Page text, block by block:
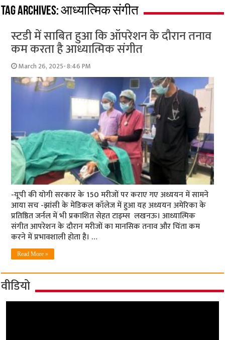
Tag Archives:आध्यात्मिक संगीत
स्टडी में साबित हुआ कि ऑपरेशन के दौरान तनाव
कम करता है आध्यात्मिक संगीत
March 26, 2025- 8:46 PM
-यूपी की योगी सरकार के 150 मरीजों पर कराए गए अध्ययन में सामने
आया सच -झांसी के मेडिकल कॉलेज में हुआ यह अध्ययन अमेरिका के
प्रतिष्ठित जर्नल में भी प्रकाशित सेहत टाइम्स लखनऊ। आध्यात्मिक
संगीत आपरेशन के दौरान मरीजों का मानसिक तनाव और चिंता कम
करने में प्रभावशाली होता है। …
Read More »
वीडियो